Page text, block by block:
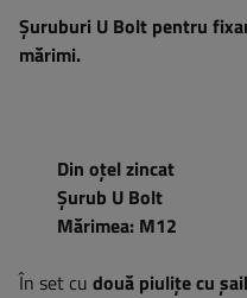
Șuruburi U Bolt pentru
mărimi.
Din oțel zincat
Șurub U Bolt
Mărimea: M12
În set cu două piulițe cu